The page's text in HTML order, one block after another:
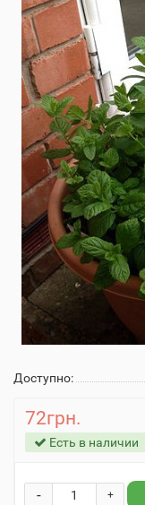
Доступно:
72грн.
Есть в наличии
+
-